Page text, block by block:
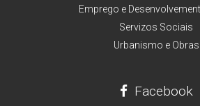
Emprego e
Servizos Sociais
Urbanismo e Obras
Facebook